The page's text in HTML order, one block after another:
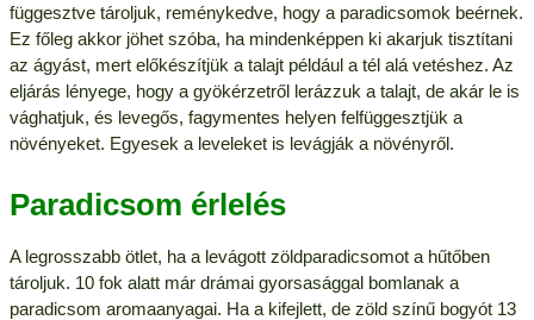
függesztve tároljuk, reménykedve, hogy a paradicsomok beérnek.
Ez főleg akkor jöhet szóba, ha mindenképpen ki akarjuk tisztítani
az ágyást, mert előkészítjük a talajt például a tél alá vetéshez. Az
eljárás lényege, hogy a gyökérzetről lerázzuk a talajt, de akár le is
vághatjuk, és levegős, fagymentes helyen felfüggesztjük a
növényeket. Egyesek a leveleket is levágják a növényről.
Paradicsom érlelés
A legrosszabb ötlet, ha a levágott zöldparadicsomot a hűtőben
tároljuk. 10 fok alatt már drámai gyorsasággal bomlanak a
paradicsom aromaanyagai. Ha a kifejlett, de zöld színű bogyót 13